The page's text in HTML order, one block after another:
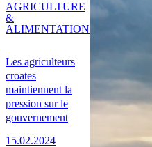
Les agriculteurs
croates
maintiennent la
pression sur le
gouvernement
15.02.2024
AGRICULTURE
&
ALIMENTATION